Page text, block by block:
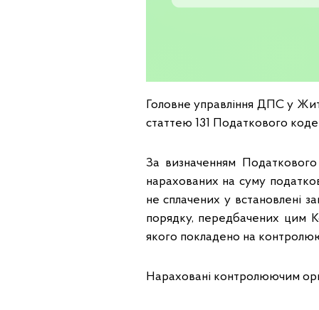
Головне управління ДПС у
статтею 131 Податкового
За визначенням
нарахованих на суму
не сплачених у встановлені
порядку, передбачених цим
якого покладено на
Нараховані контролюючим